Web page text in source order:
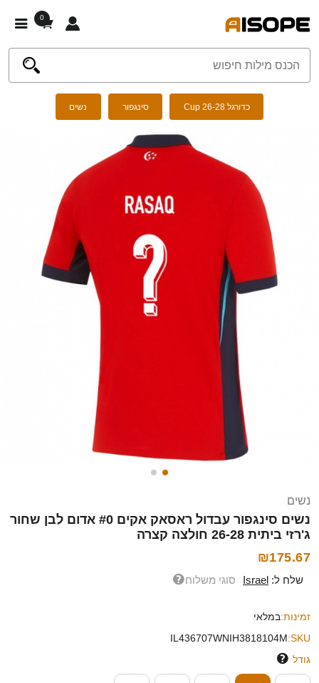
0
כדורגל Cup 26-28 סינגפור נשים
נשים
נשים סינגפור עבדול ראסאק אקים #0 אדום לבן שחור
ג'רזי ביתית 26-28 חולצה קצרה
₪175.67
שלח ל: Israel סוגי משלוח
זמינות:במלאי
SKU:
IL436707WNIH3818104M
גודל